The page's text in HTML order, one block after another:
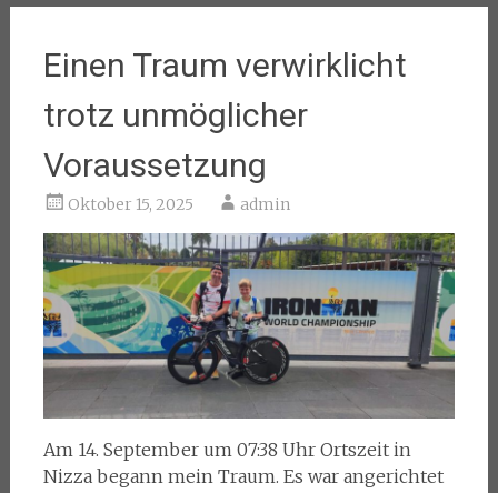
Einen Traum verwirklicht
trotz unmöglicher
Voraussetzung
Oktober 15, 2025 admin
Am 14. September um 07:38 Uhr Ortszeit in
Nizza begann mein Traum. Es war angerichtet